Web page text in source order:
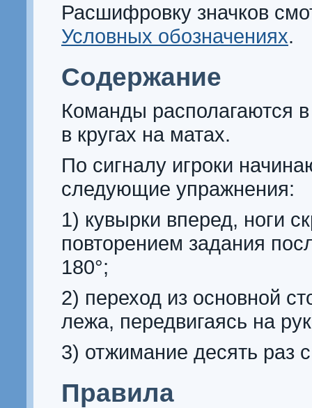
Расшифровку значков
Условных обозначениях.
Содержание
Команды располагаются
в кругах на матах.
По сигналу игроки
следующие упражнения:
1) кувырки вперед, ноги
повторением задания
180°;
2) переход из основной
лежа, передвигаясь на
3) отжимание десять раз
Правила